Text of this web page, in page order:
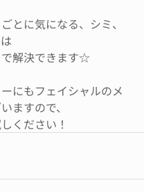
とに気になる、シミ、
解決できます☆
にもフェイシャルのメ
ますので、
ください！